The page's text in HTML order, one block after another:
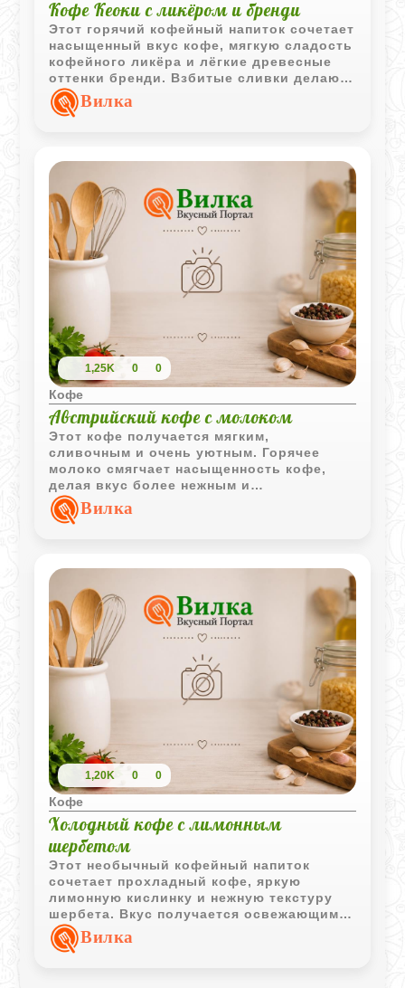
Кофе Кеоки с ликёром и бренди
Этот горячий кофейный напиток сочетает
насыщенный вкус кофе, мягкую сладость
кофейного ликёра и лёгкие древесные
оттенки бренди. Взбитые сливки делают
подачу более нежной и десертной.
Вилка
1,25K 0 0
Кофе
Австрийский кофе с молоком
Этот кофе получается мягким,
сливочным и очень уютным. Горячее
молоко смягчает насыщенность кофе,
делая вкус более нежным и
сбалансированным для повседневной
подачи.Вилка
1,20K 0 0
Кофе
Холодный кофе с лимонным
шербетом
Этот необычный кофейный напиток
сочетает прохладный кофе, яркую
лимонную кислинку и нежную текстуру
шербета. Вкус получается освежающим,
лёгким и немного десертным.
Вилка